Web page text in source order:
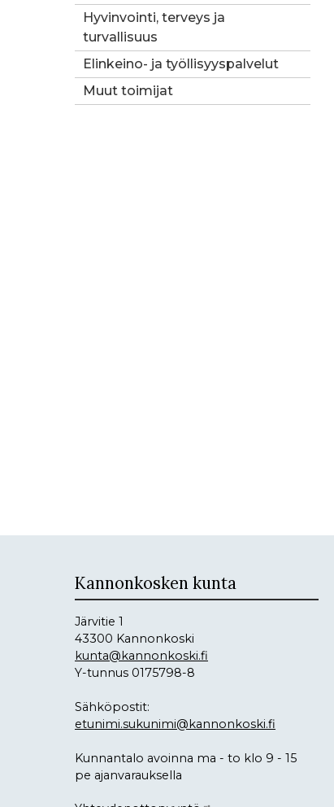
Hyvinvointi, terveys ja
turvallisuus
Elinkeino- ja työllisyyspalvelut
Muut toimijat
Kannonkosken kunta
Järvitie 1
43300 Kannonkoski
kunta@kannonkoski.fi
Y-tunnus 0175798-8
Sähköpostit:
etunimi.sukunimi@kannonkoski.fi
Kunnantalo avoinna ma - to klo 9 - 15
pe ajanvarauksella